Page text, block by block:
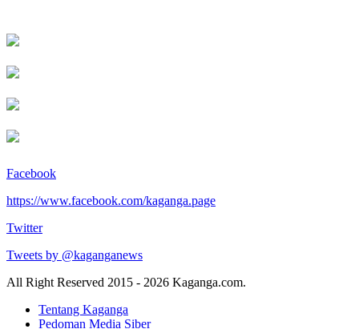
Facebook
https://www.facebook.com/kaganga.page
Twitter
Tweets by @kaganganews
All Right Reserved 2015 - 2026 Kaganga.com.
Tentang Kaganga
Pedoman Media Siber